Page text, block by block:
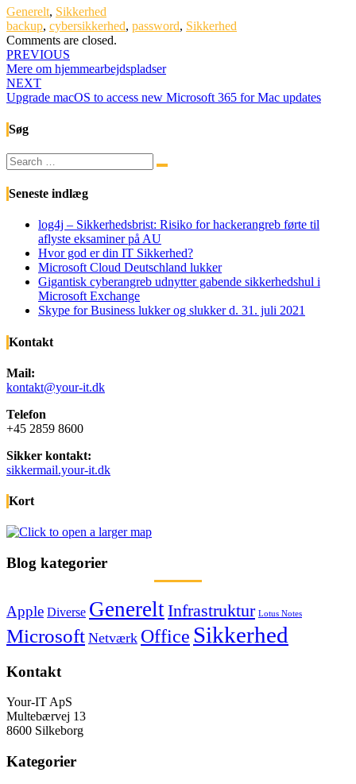
Generelt, Sikkerhed
backup, cybersikkerhed, password, Sikkerhed
Comments are closed.
Post
navigation
PREVIOUS
Mere om hjemmearbejdspladser
NEXT
Upgrade macOS to access new Microsoft 365 for Mac updates
Søg
Search
for:
Search
Seneste indlæg
log4j – Sikkerhedsbrist: Risiko for hackerangreb førte til
aflyste eksaminer på AU
Hvor god er din IT Sikkerhed?
Microsoft Cloud Deutschland lukker
Gigantisk cyberangreb udnytter gabende sikkerhedshul i
Microsoft Exchange
Skype for Business lukker og slukker d. 31. juli 2021
Kontakt
Mail:
kontakt@your-it.dk
Telefon
+45 2859 8600
Sikker kontakt:
sikkermail.your-it.dk
Kort
Blog kategorier
Apple Diverse GenereltInfrastruktur Lotus Notes
Microsoft Netværk Office Sikkerhed
Kontakt
Your-IT ApS
Multebærvej 13
8600 Silkeborg
Kategorier